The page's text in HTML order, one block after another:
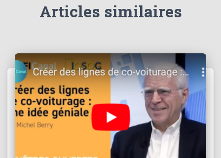
Articles similaires